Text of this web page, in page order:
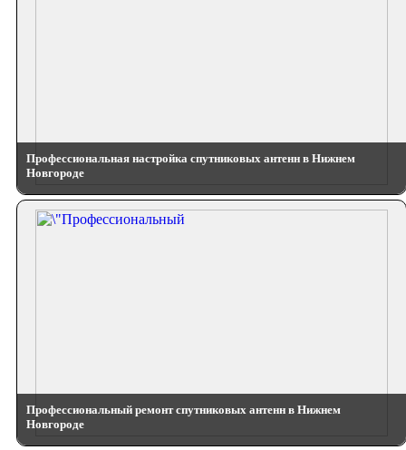
Профессиональная настройка спутниковых антенн в Нижнем
Новгороде
Профессиональный ремонт спутниковых антенн в Нижнем
Новгороде